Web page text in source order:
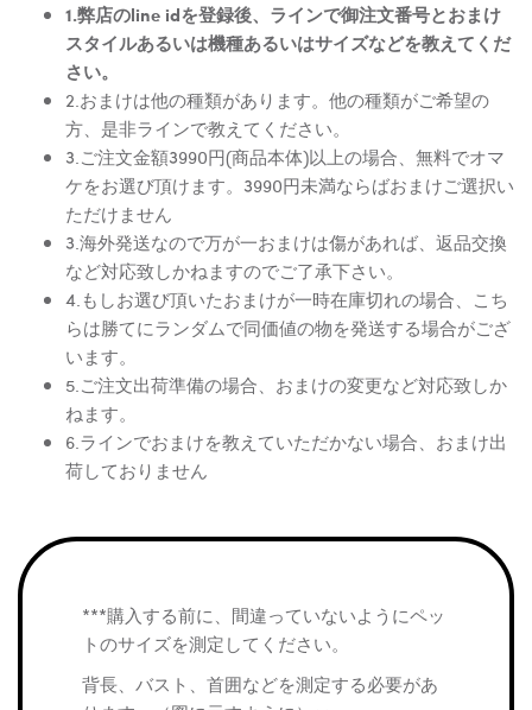
1.弊店のline idを登録後、ラインで御注文番号とおまけ
スタイルあるいは機種あるいはサイズなどを教えてくだ
さい。
2.おまけは他の種類があります。他の種類がご希望の
方、是非ラインで教えてください。
3.ご注文金額3990円(商品本体)以上の場合、無料でオマ
ケをお選び頂けます。3990円未満ならばおまけご選択い
ただけません
3.海外発送なので万が一おまけは傷があれば、返品交換
など対応致しかねますのでご了承下さい。
4.もしお選び頂いたおまけが一時在庫切れの場合、こち
らは勝てにランダムで同価値の物を発送する場合がござ
います。
5.ご注文出荷準備の場合、おまけの変更など対応致しか
ねます。
6.ラインでおまけを教えていただかない場合、おまけ出
荷しておりません
***購入する前に、間違っていないようにペッ
トのサイズを測定してください。
背長、バスト、首囲などを測定する必要があ